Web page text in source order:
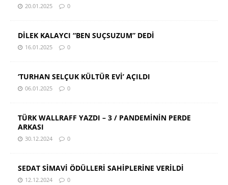
20.01.2025 0
DİLEK KALAYCI “BEN SUÇSUZUM” DEDİ
16.01.2025 0
‘TURHAN SELÇUK KÜLTÜR EVİ’ AÇILDI
06.01.2025 0
TÜRK WALLRAFF YAZDI – 3 / PANDEMİNİN PERDE
ARKASI
30.12.2024 0
SEDAT SİMAVİ ÖDÜLLERİ SAHİPLERİNE VERİLDİ
12.12.2024 0